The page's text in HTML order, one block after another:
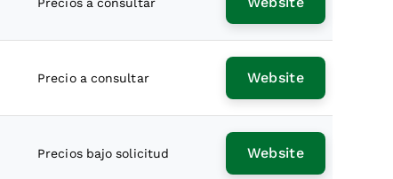
Precio a consultar Website
Precios bajo solicitud Website